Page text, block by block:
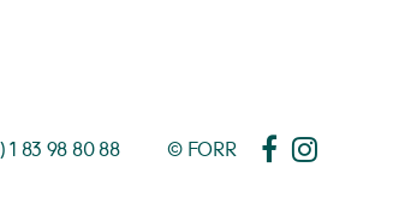
1 83 98 80 88 © FORR